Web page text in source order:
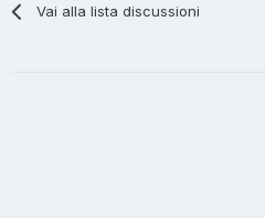
Vai alla lista discussioni